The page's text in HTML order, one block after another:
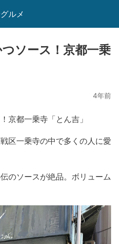
ルメ
ソース！京都一乗
4年前
京都一乗寺「とん吉」
区一乗寺の中で多くの人に愛
のソースが絶品。ボリューム